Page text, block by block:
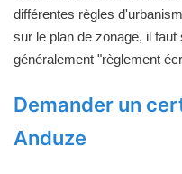
différentes règles
sur le plan de zonage, il
généralement "règlement
Demander un
Anduze